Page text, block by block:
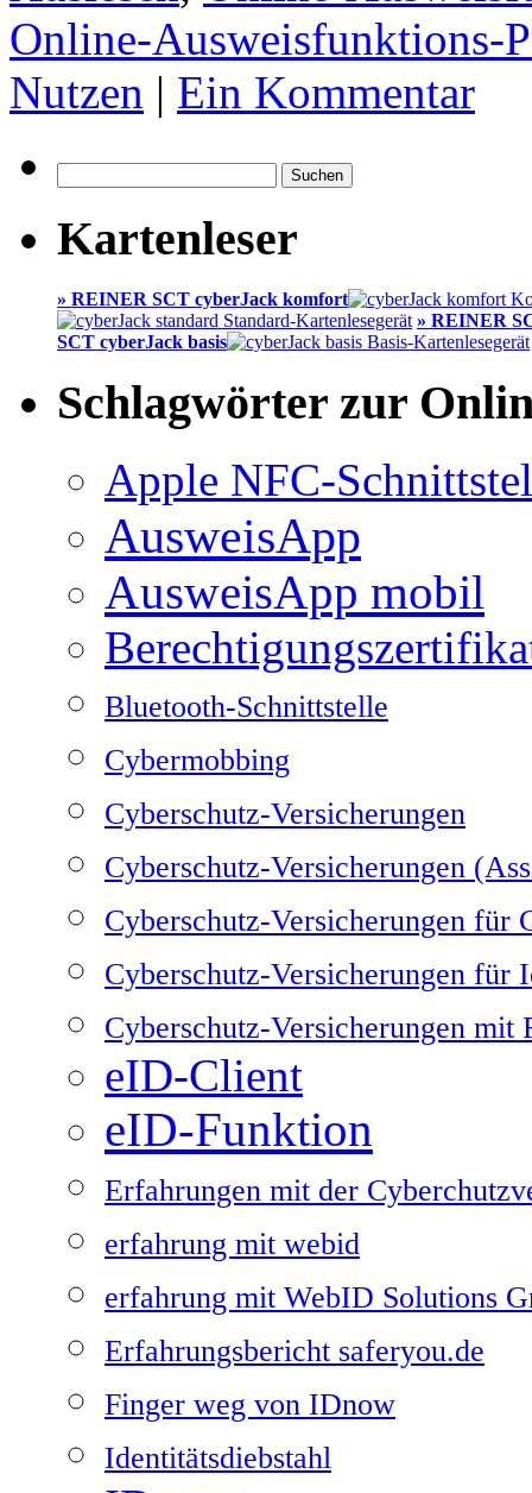
Online-Ausweisfunktions-
Nutzen | Ein Kommentar
nach:
Kartenleser
» REINER SCT cyberJack komfort
» REINER
SCT cyberJack basis
Schlagwörter zur
Apple NFC-
AusweisApp
AusweisApp mobil
Bluetooth-Schnittstelle
Cybermobbing
Cyberschutz-Versicherungen
Cyberschutz-Versicherungen
Cyberschutz-Versicherungen für
Cyberschutz-Versicherungen für
Cyberschutz-Versicherungen mit
eID-Client
eID-Funktion
Erfahrungen mit der
erfahrung mit webid
erfahrung mit WebID Solutions
Erfahrungsbericht saferyou.de
Finger weg von IDnow
Identitätsdiebstahl